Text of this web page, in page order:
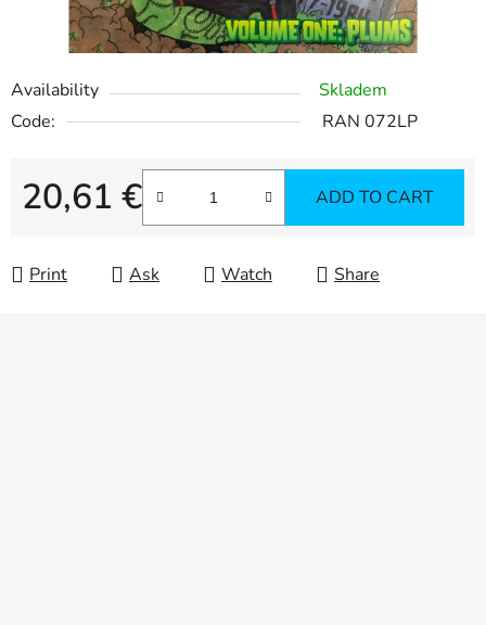
Availability
Skladem
Code:
RAN 072LP
20,61 € ADD TO CART
Print Ask Watch Share